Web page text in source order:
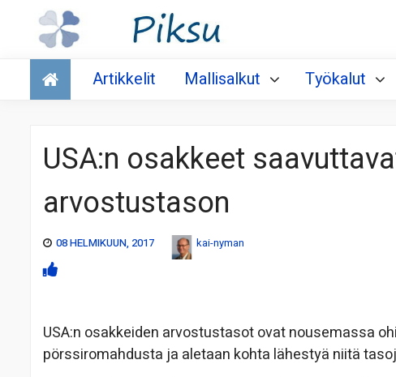
Talous
Artikkelit Mallisalkut Työkalut
USA:n osakkeet
arvostustason
08 HELMIKUUN, 2017 kai-nyman
USA:n osakkeiden arvostustasot ovat nousemassa
pörssiromahdusta ja aletaan kohta lähestyä niitä